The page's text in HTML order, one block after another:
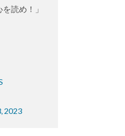
読め！」
2023